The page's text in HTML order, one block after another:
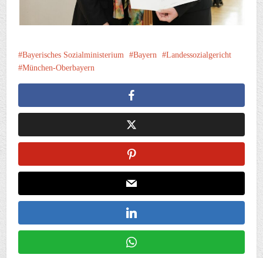
Bayerisches Sozialministerium Bayern
Landessozialgericht
München-Oberbayern